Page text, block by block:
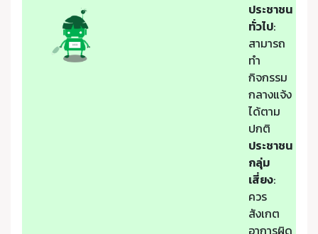
ประชาชน
ทั่วไป:
สามารถ
ทำ
กิจกรรม
กลางแจ้ง
ได้ตาม
ปกติ
ประชาชน
กลุ่ม
เสี่ยง:
ควร
สังเกต